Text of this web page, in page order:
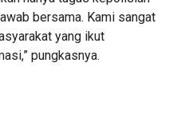
bersama. Kami sangat
yang ikut
pungkasnya.